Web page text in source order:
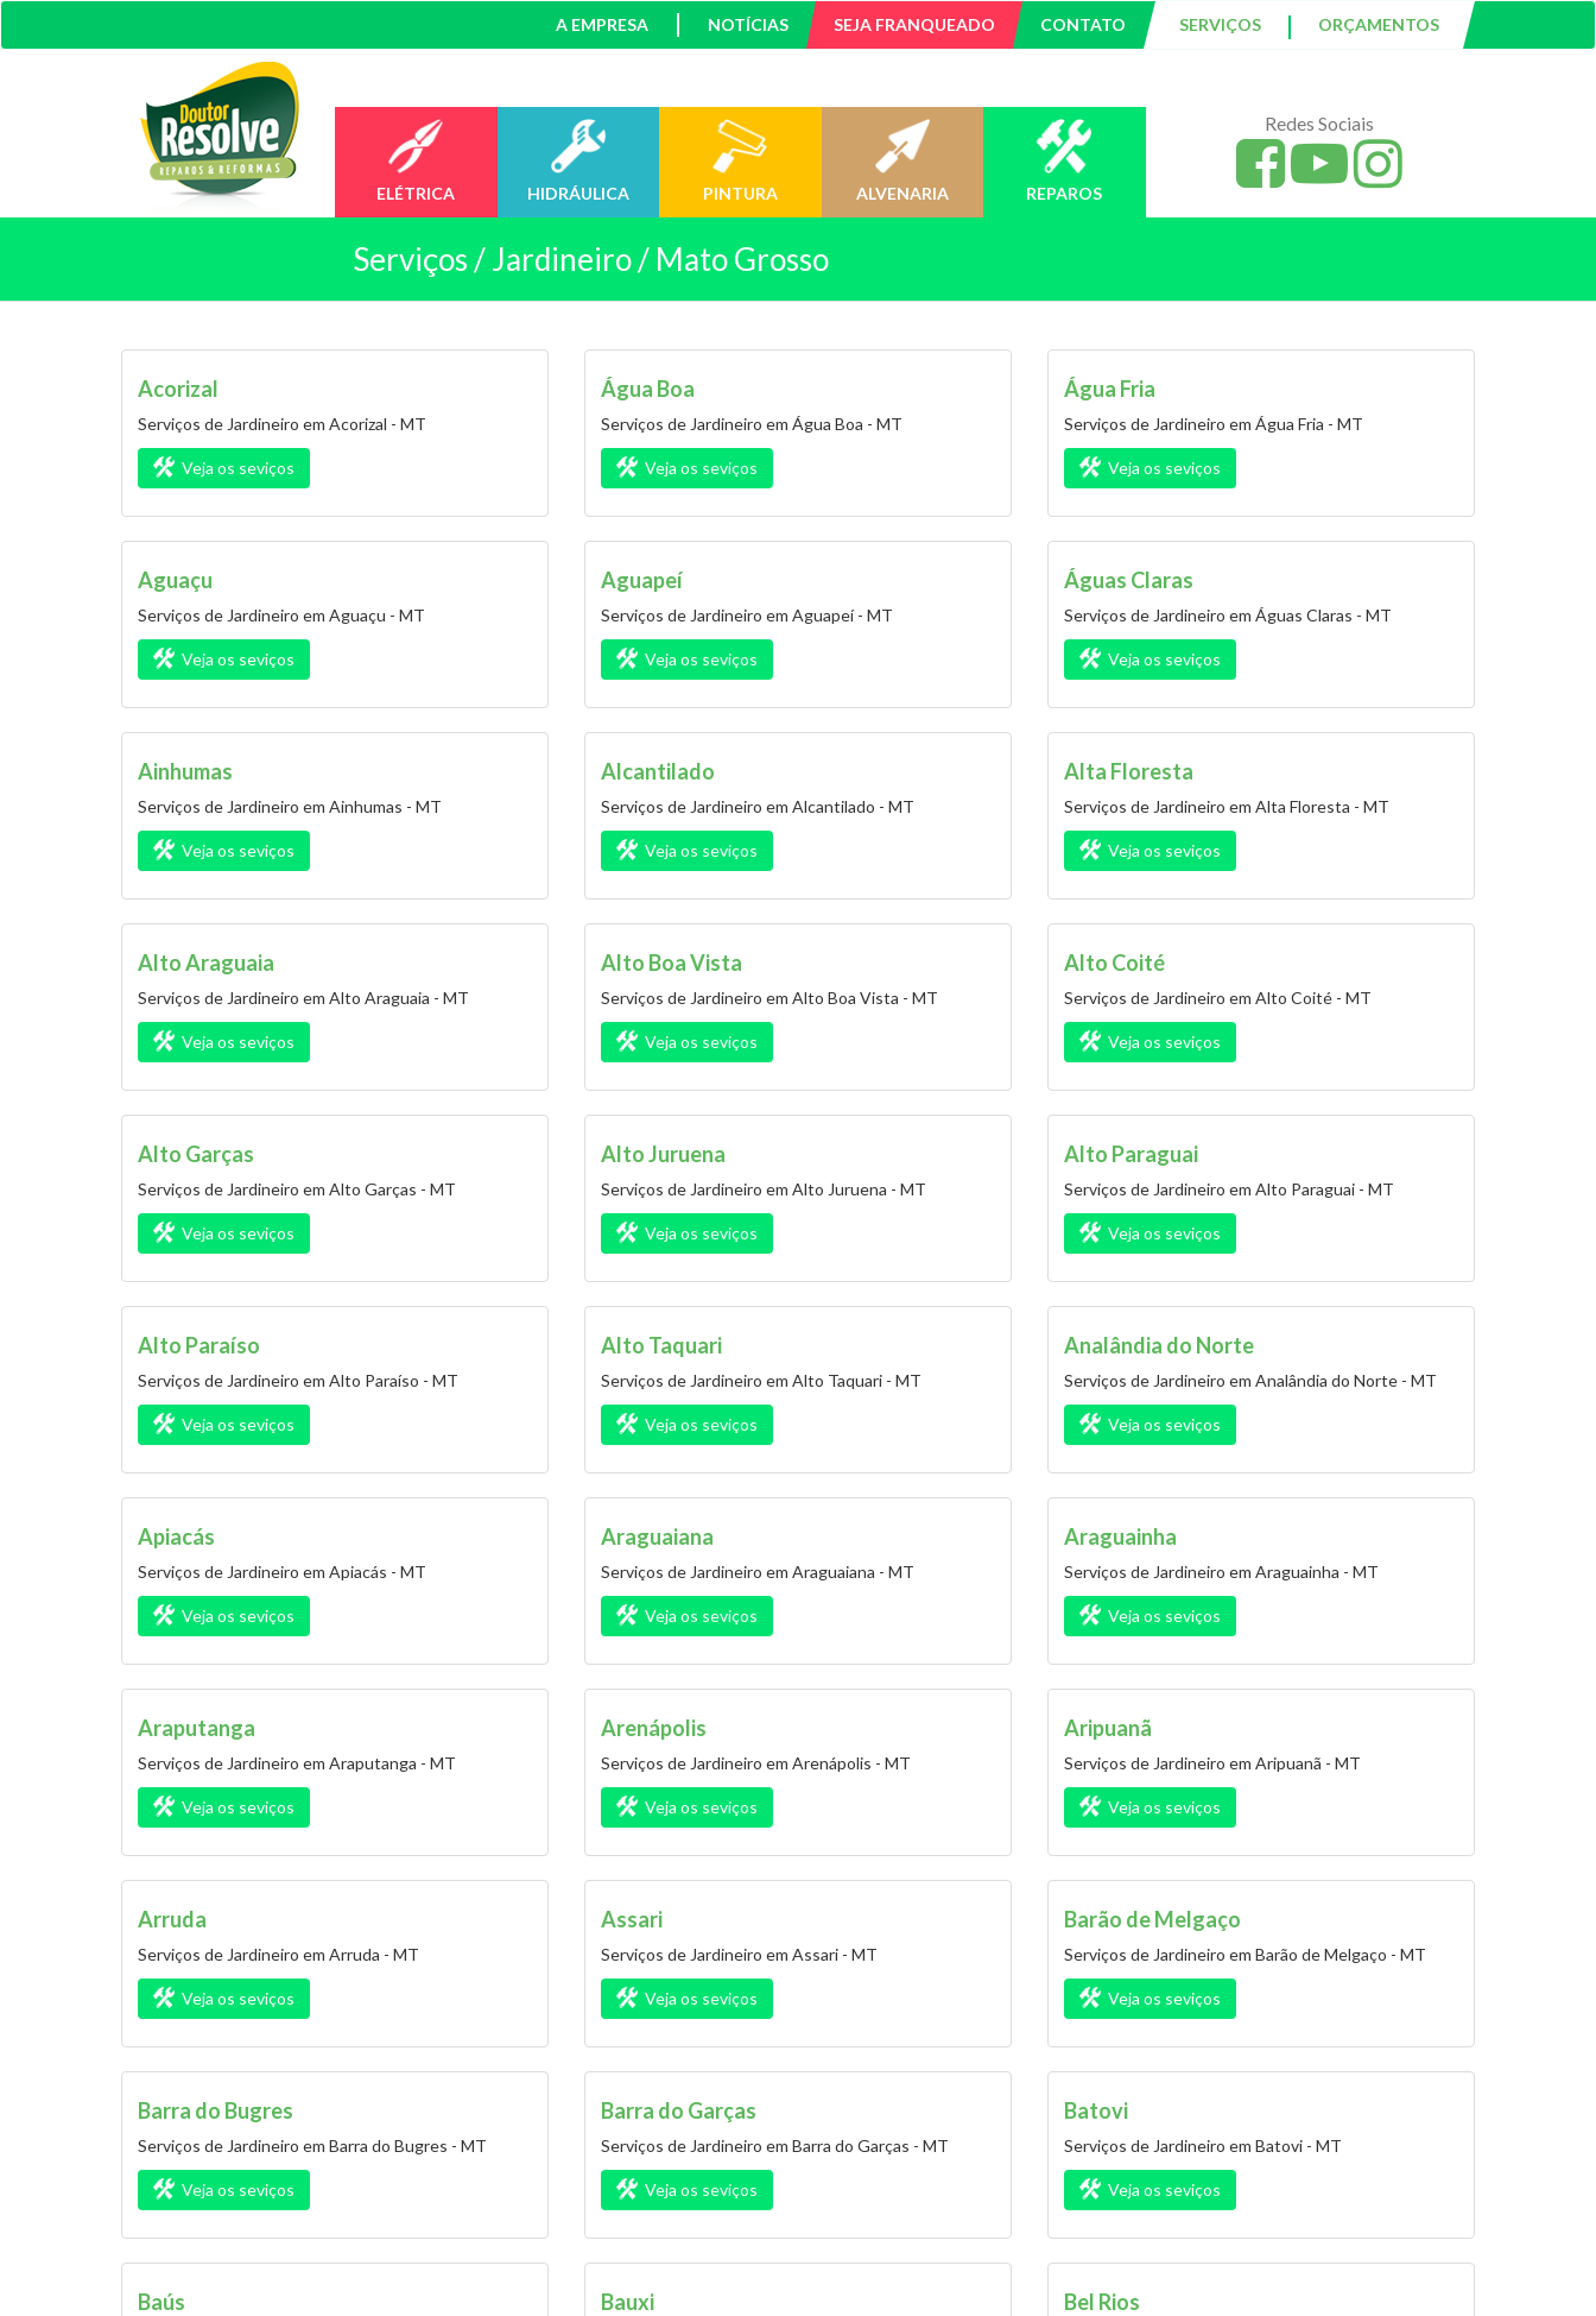
A EMPRESA NOTÍCIAS SEJA FRANQUEADO CONTATO SERVIÇOS | ORÇAMENTOS
ELÉTRICA HIDRÁULICA PINTURA ALVENARIA REPAROS
Redes Sociais
Serviços /Jardineiro / Mato Grosso
Acorizal
Serviços de Jardineiro em Acorizal - MT
Veja os seviços
Água Boa
Serviços de Jardineiro em Água Boa - MT
Veja os seviços
Água Fria
Serviços de Jardineiro em Água Fria - MT
Veja os seviços
Aguaçu
Serviços de Jardineiro em Aguaçu - MT
Veja os seviços
Aguapeí
Serviços de Jardineiro em Aguapeí - MT
Veja os seviços
Águas Claras
Serviços de Jardineiro em Águas Claras - MT
Veja os seviços
Ainhumas
Serviços de Jardineiro em Ainhumas - MT
Veja os seviços
Alcantilado
Serviços de Jardineiro em Alcantilado - MT
Veja os seviços
Alta Floresta
Serviços de Jardineiro em Alta Floresta - MT
Veja os seviços
Alto Araguaia
Serviços de Jardineiro em Alto Araguaia - MT
Veja os seviços
Alto Boa Vista
Serviços de Jardineiro em Alto Boa Vista - MT
Veja os seviços
Alto Coité
Serviços de Jardineiro em Alto Coité - MT
Veja os seviços
Alto Garças
Serviços de Jardineiro em Alto Garças - MT
Veja os seviços
Alto Juruena
Serviços de Jardineiro em Alto Juruena - MT
Veja os seviços
Alto Paraguai
Serviços de Jardineiro em Alto Paraguai - MT
Veja os seviços
Alto Paraíso
Serviços de Jardineiro em Alto Paraíso - MT
Veja os seviços
Alto Taquari
Serviços de Jardineiro em Alto Taquari - MT
Veja os seviços
Analândia do Norte
Serviços de Jardineiro em Analândia do Norte - MT
Veja os seviços
Apiacás
Serviços de Jardineiro em Apiacás - MT
Veja os seviços
Araguaiana
Serviços de Jardineiro em Araguaiana - MT
Veja os seviços
Araguainha
Serviços de Jardineiro em Araguainha - MT
Veja os seviços
Araputanga
Serviços de Jardineiro em Araputanga - MT
Veja os seviços
Arenápolis
Serviços de Jardineiro em Arenápolis - MT
Veja os seviços
Aripuanã
Serviços de Jardineiro em Aripuanã - MT
Veja os seviços
Arruda
Serviços de Jardineiro em Arruda - MT
Veja os seviços
Assari
Serviços de Jardineiro em Assari - MT
Veja os seviços
Barão de Melgaço
Serviços de Jardineiro em Barão de Melgaço - MT
Veja os seviços
Barra do Bugres
Serviços de Jardineiro em Barra do Bugres - MT
Veja os seviços
Barra do Garças
Serviços de Jardineiro em Barra do Garças - MT
Veja os seviços
Batovi
Serviços de Jardineiro em Batovi - MT
Veja os seviços
Baús Bauxi Bel Rios